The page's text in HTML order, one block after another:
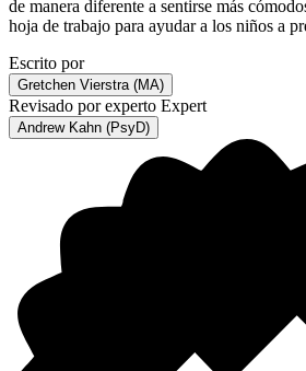
de manera diferente a sentirse más
hoja de trabajo para ayudar a los niños a
Escrito por
Gretchen Vierstra (MA)
Revisado por experto Expert
Andrew Kahn (PsyD)